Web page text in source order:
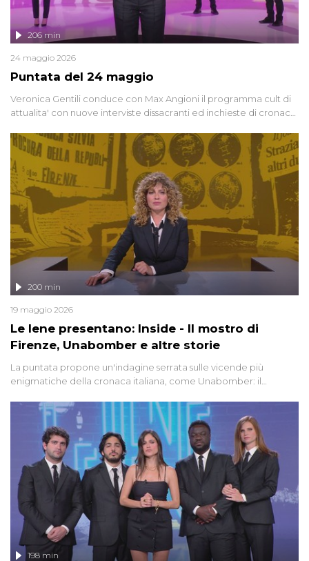
Puntata del 24 maggio
206 min
24 maggio 2026
Veronica Gentili conduce con Max Angioni il programma cult di
attualita' con nuove interviste dissacranti ed inchieste di cronaca
Le Iene presentano: Inside - Il mostro di
Firenze, Unabomber e altre storie
200 min
19 maggio 2026
La puntata propone un'indagine serrata sulle vicende più
enigmatiche della cronaca italiana, come Unabomber: il
'90 e il 2000 che, inquietantemente, potrebbe essere ancora in
libertà. Lo speciale affronta inoltre le zone d'ombra sul Mostro di
Firenze, le cui responsabilità appaiono ancora oggi avvolte in un
groviglio di dubbi mai chiariti. Nel corso dello speciale anche
l'intervista inedita a Olindo Romano, realizzata ne...
198 min